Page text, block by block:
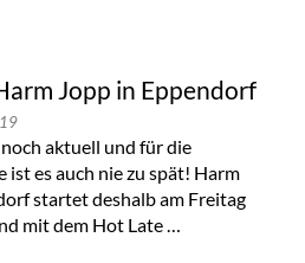
Jopp in Eppendorf
aktuell und für die
ist es auch nie zu spät! Harm
startet deshalb am Freitag
mit dem Hot Late …
in Eppendorf“